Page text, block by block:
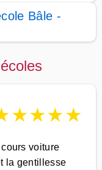
Bâle -
★★★★
voiture
la gentillesse